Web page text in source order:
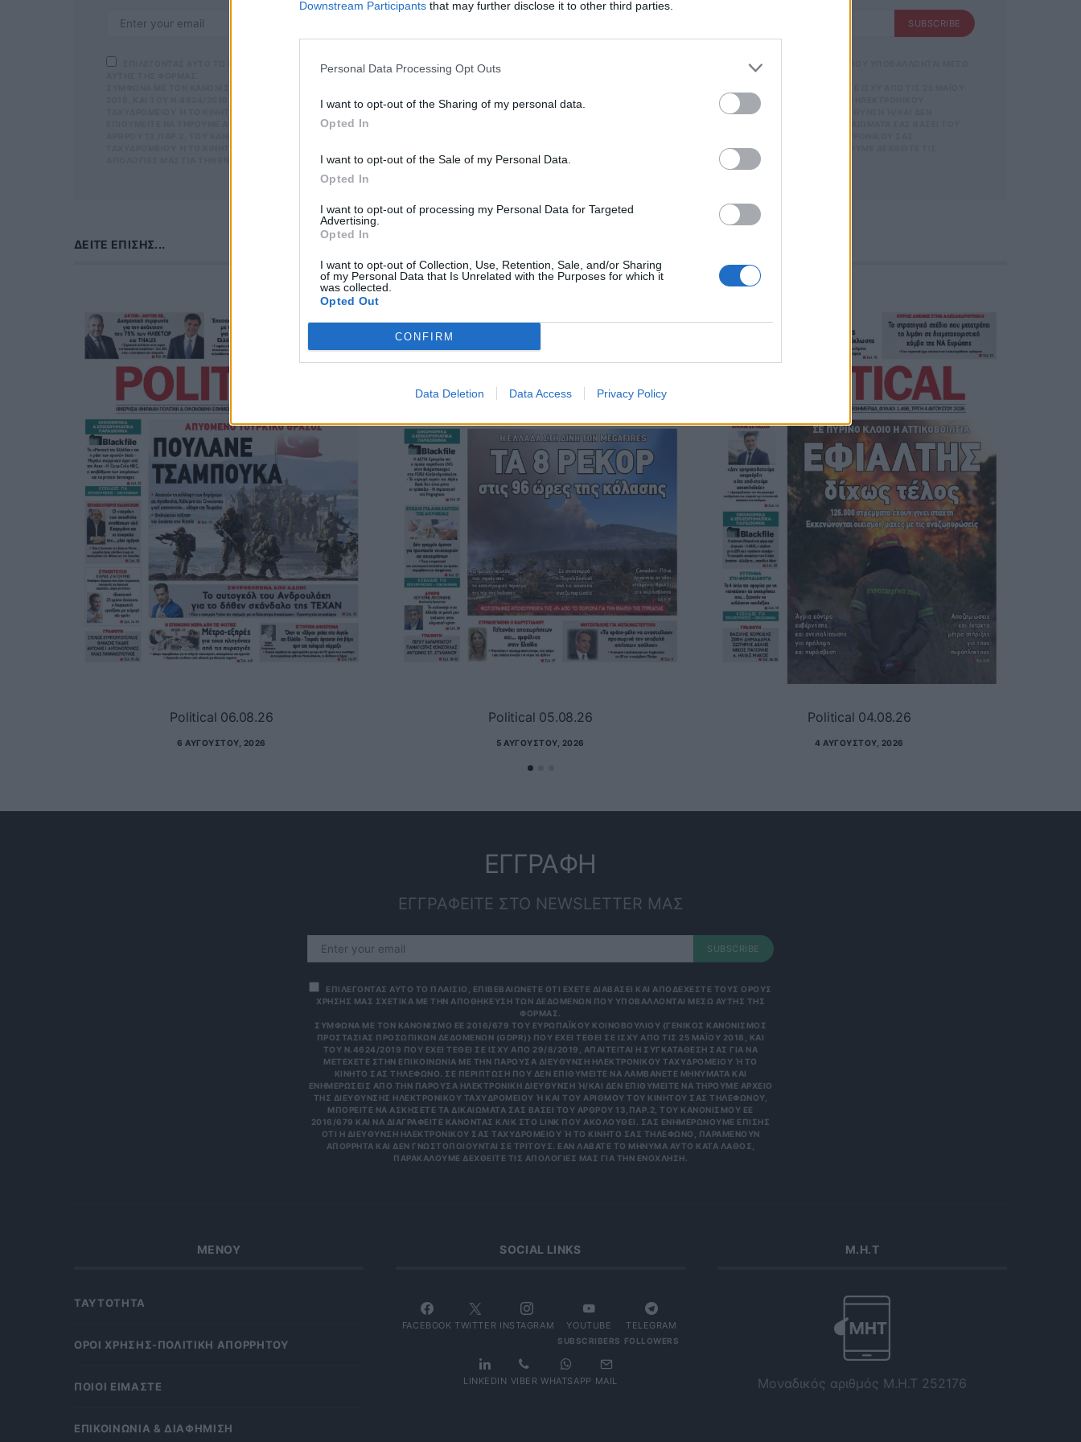
Downstream Participants that may further disclose it to other third parties.
Personal Data Processing Opt Outs
I want to opt-out of the Sharing of my personal data.
Opted In
I want to opt-out of the Sale of my Personal Data.
Opted In
I want to opt-out of processing my Personal Data for Targeted
Advertising.
Opted In
I want to opt-out of Collection, Use, Retention, Sale, and/or Sharing
of my Personal Data that Is Unrelated with the Purposes for which it
was collected.
Opted Out
CONFIRM
Data Deletion Data Access Privacy Policy
SUBSCRIBE
ΕΠΙΛΕΓΟΝΤΑΣ ΑΥΤΟ ΤΟ ΠΛΑΙΣΙΟ, ΕΠΙΒΕΒΑΙΩΝΕΤΕ ΟΤΙ ΕΧΕΤΕ ΔΙΑΒΑΣΕΙ ΚΑΙ ΑΠΟΔΕΧΕΣΤΕ ΤΟΥΣ ΟΡΟΥΣ ΧΡΗΣΗΣ ΜΑΣ ΣΧΕΤΙΚΑ ΜΕ ΤΗΝ ΑΠΟΘΗΚΕΥΣΗ ΤΩΝ ΔΕΔΟΜΕΝΩΝ ΠΟΥ ΥΠΟΒΑΛΛΟΝΤΑΙ ΜΕΣΩ
2018, ΚΑΙ ΤΟΥ Ν.4624/2019 ΠΟΥ ΈΧΕΙ ΤΕΘΕΊ ΣΕ ΙΣΧΎ ΑΠΌ 29/8/2019, ΑΠΑΙΤΕΊΤΑΙ Η ΣΥΓΚΑΤΆΘΕΣΉ ΣΑΣ ΓΙΑ ΝΑ ΜΕΤΈΧΕΤΕ ΣΤΗΝ ΕΠΙΚΟΙΝΩΝΊΑ ΜΕ ΤΗΝ ΠΑΡΟΎΣΑ ΔΙΕΎΘΥΝΣΗ ΗΛΕΚΤΡΟΝΙΚΟΎ
ΤΑΧΥΔΡΟΜΕΊΟΥ Ή ΤΟ ΚΙΝΗΤΌ ΣΑΣ ΤΗΛΈΦΩΝΟ. ΣΕ ΠΕΡΊΠΤΩΣΗ ΠΟΥ ΔΕΝ ΕΠΙΘΥΜΕΊΤΕ ΝΑ ΛΑΜΒΆΝΕΤΕ ΜΗΝΎΜΑΤΑ ΚΑΙ ΕΝΗΜΕΡΏΣΕΙΣ ΑΠΌ ΤΗΝ ΠΑΡΟΎΣΑ ΗΛΕΚΤΡΟΝΙΚΉ ΔΙΕΎΘΥΝΣΗ Ή/ΚΑΙ ΔΕΝ ΕΠ
ΙΘΥΜΕΊΤΕ ΝΑ ΤΗΡΟΎΜΕ ΑΡΧΕΊΟ ΤΗΣ ΔΙΕΎΘΥΝΣΗΣ ΗΛΕΚΤΡΟΝΙΚΟΎ ΤΑΧΥΔΡΟΜΕΊΟΥ Ή ΚΑΙ ΤΟΥ ΑΡΙΘΜΟΎ ΤΟΥ ΚΙΝΗΤΟΎ ΣΑΣ ΤΗΛΕΦΏΝΟΥ, ΜΠΟΡΕΊΤΕ ΝΑ ΑΣΚΉΣΕΤΕ ΤΑ ΔΙΚΑΙΏΜΑΤΆ ΣΑΣ ΒΆΣΕΙ ΤΟΥ ΆΡΘ
ΥΔΡΟΜΕΊΟΥ Ή ΤΟ ΚΙΝΗΤΌ ΣΑΣ ΤΗΛΈΦΩΝΟ, ΠΑΡΑΜΈΝΟΥΝ ΑΠΌΡΡΗΤΑ ΚΑΙ ΔΕΝ ΓΝΩΣΤΟΠΟΙΟΎΝΤΑΙ ΣΕ ΤΡΊΤΟΥΣ. ΕΆΝ ΛΆΒΑΤΕ ΤΟ ΜΉΝΥΜΑ ΑΥΤΌ ΚΑΤΆ ΛΆΘΟΣ, ΠΑΡΑΚΑΛΟΎΜΕ ΔΕΧΘΕΊΤΕ ΤΙΣ ΑΠΟΛ
ΔΕΊΤΕ ΕΠΊΣΗΣ...
Political 06.08.26
6 ΑΥΓΟΎΣΤΟΥ, 2026
Political 05.08.26
5 ΑΥΓΟΎΣΤΟΥ, 2026
Political 04.08.26
4 ΑΥΓΟΎΣΤΟΥ, 2026
ΕΓΓΡΑΦΗ
ΕΓΓΡΑΦΕΙΤΕ ΣΤΟ NEWSLETTER ΜΑΣ
SUBSCRIBE
ΕΠΙΛΕΓΟΝΤΑΣ ΑΥΤΟ ΤΟ ΠΛΑΙΣΙΟ, ΕΠΙΒΕΒΑΙΩΝΕΤΕ ΟΤΙ ΕΧΕΤΕ ΔΙΑΒΑΣΕΙ ΚΑΙ ΑΠΟΔΕΧΕΣΤΕ ΤΟΥΣ ΟΡΟΥΣ
ΧΡΗΣΗΣ ΜΑΣ ΣΧΕΤΙΚΑ ΜΕ ΤΗΝ ΑΠΟΘΗΚΕΥΣΗ ΤΩΝ ΔΕΔΟΜΕΝΩΝ ΠΟΥ ΥΠΟΒΑΛΛΟΝΤΑΙ ΜΕΣΩ ΑΥΤΗΣ ΤΗΣ
ΦΟΡΜΑΣ.
ΣΎΜΦΩΝΑ ΜΕ ΤΟΝ ΚΑΝΟΝΙΣΜΌ ΕΕ 2016/679 ΤΟΥ ΕΥΡΩΠΑΪΚΟΎ ΚΟΙΝΟΒΟΥΛΊΟΥ {ΓΕΝΙΚΌΣ ΚΑΝΟΝΙΣΜΌΣ
ΠΡΟΣΤΑΣΊΑΣ ΠΡΟΣΩΠΙΚΏΝ ΔΕΔΟΜΈΝΩΝ (GDPR)} ΠΟΥ ΈΧΕΙ ΤΕΘΕΊ ΣΕ ΙΣΧΎ ΑΠΌ ΤΙΣ 25 ΜΑΪ́ΟΥ 2018, ΚΑΙ
ΤΟΥ Ν.4624/2019 ΠΟΥ ΈΧΕΙ ΤΕΘΕΊ ΣΕ ΙΣΧΎ ΑΠΌ 29/8/2019, ΑΠΑΙΤΕΊΤΑΙ Η ΣΥΓΚΑΤΆΘΕΣΉ ΣΑΣ ΓΙΑ ΝΑ
ΜΕΤΈΧΕΤΕ ΣΤΗΝ ΕΠΙΚΟΙΝΩΝΊΑ ΜΕ ΤΗΝ ΠΑΡΟΎΣΑ ΔΙΕΎΘΥΝΣΗ ΗΛΕΚΤΡΟΝΙΚΟΎ ΤΑΧΥΔΡΟΜΕΊΟΥ Ή ΤΟ Κ
ΙΝΗΤΌ ΣΑΣ ΤΗΛΈΦΩΝΟ. ΣΕ ΠΕΡΊΠΤΩΣΗ ΠΟΥ ΔΕΝ ΕΠΙΘΥΜΕΊΤΕ ΝΑ ΛΑΜΒΆΝΕΤΕ ΜΗΝΎΜΑΤΑ ΚΑΙ Ε
ΝΗΜΕΡΏΣΕΙΣ ΑΠΌ ΤΗΝ ΠΑΡΟΎΣΑ ΗΛΕΚΤΡΟΝΙΚΉ ΔΙΕΎΘΥΝΣΗ Ή/ΚΑΙ ΔΕΝ ΕΠΙΘΥΜΕΊΤΕ ΝΑ ΤΗΡΟΎΜΕ ΑΡΧΕΊΟ ΤΗ
Σ ΔΙΕΎΘΥΝΣΗΣ ΗΛΕΚΤΡΟΝΙΚΟΎ ΤΑΧΥΔΡΟΜΕΊΟΥ Ή ΚΑΙ ΤΟΥ ΑΡΙΘΜΟΎ ΤΟΥ ΚΙΝΗΤΟΎ ΣΑΣ ΤΗΛΕΦΏΝΟΥ, ΜΠΟ
ΡΕΊΤΕ ΝΑ ΑΣΚΉΣΕΤΕ ΤΑ ΔΙΚΑΙΏΜΑΤΆ ΣΑΣ ΒΆΣΕΙ ΤΟΥ ΆΡΘΡΟΥ 13,ΠΑΡ.2, ΤΟΥ ΚΑΝΟΝΙΣΜΟΎ ΕΕ 201
6/679 ΚΑΙ ΝΑ ΔΙΑΓΡΑΦΕΊΤΕ ΚΆΝΟΝΤΑΣ ΚΛΙΚ ΣΤΟ LINK ΠΟΥ ΑΚΟΛΟΥΘΕΊ. ΣΑΣ ΕΝΗΜΕΡΏΝΟΥΜΕ ΕΠΊΣΗΣ ΌΤΙ
Η ΔΙΕΎΘΥΝΣΗ ΗΛΕΚΤΡΟΝΙΚΟΎ ΣΑΣ ΤΑΧΥΔΡΟΜΕΊΟΥ Ή ΤΟ ΚΙΝΗΤΌ ΣΑΣ ΤΗΛΈΦΩΝΟ, ΠΑΡΑΜΈΝΟΥΝ ΑΠΌΡ
ΡΗΤΑ ΚΑΙ ΔΕΝ ΓΝΩΣΤΟΠΟΙΟΎΝΤΑΙ ΣΕ ΤΡΊΤΟΥΣ. ΕΆΝ ΛΆΒΑΤΕ ΤΟ ΜΉΝΥΜΑ ΑΥΤΌ ΚΑΤΆ ΛΆΘΟΣ, ΠΑΡΑ
ΚΑΛΟΎΜΕ ΔΕΧΘΕΊΤΕ ΤΙΣ ΑΠΟΛΟΓΊΕΣ ΜΑΣ ΓΙΑ ΤΗΝ ΕΝΌΧΛΗΣΗ.
ΜΕΝΟΥ
ΤΑΥΤΟΤΗΤΑ
OΡΟΙ ΧΡΗΣΗΣ-ΠΟΛΙΤΙΚΗ ΑΠΟΡΡΗΤΟΥ
ΠΟΙΟΙ ΕΙΜΑΣΤΕ
ΕΠΙΚΟΙΝΩΝΙΑ & ΔΙΑΦΗΜΙΣΗ
SOCIAL LINKS
FACEBOOK TWITTER INSTAGRAM YOUTUBE
SUBSCRIBERS
TELEGRAM
FOLLOWERS
LINKEDIN VIBER WHATSAPP MAIL
Μ.Η.Τ
Μοναδικός αριθμός Μ.Η.Τ 252176
ΕΝΤΕΛΩΣ ΔΩΡΕΑΝ ΣΤΟ EMAIL ΣΑΣ
ΜΑΣ ΣΧΕΤΙΚΑ ΜΕ ΤΗΝ ΑΠΟΘΗΚΕΥΣΗ ΤΩΝ ΔΕΔΟΜΕΝΩΝ ΠΟΥ ΥΠΟΒΑΛΛΟΝΤΑΙ ΜΕΣΩ ΑΥΤΗΣ ΤΗΣ ΦΟΡΜΑΣ.
ΣΎΜΦΩΝΑ ΜΕ ΤΟΝ ΚΑΝΟΝΙΣΜΌ ΕΕ 2016/679 ΤΟΥ ΕΥΡΩΠΑΪΚΟΎ ΚΟΙΝΟΒΟΥΛΊΟΥ {ΓΕΝΙΚΌΣ ΚΑΝΟΝΙΣΜΌΣ
ΠΡΟΣΤΑΣΊΑΣ ΠΡΟΣΩΠΙΚΏΝ ΔΕΔΟΜΈΝΩΝ (GDPR)} ΠΟΥ ΈΧΕΙ ΤΕΘΕΊ ΣΕ ΙΣΧΎ ΑΠΌ ΤΙΣ 25 ΜΑΪ́ΟΥ 2018, ΚΑΙ ΤΟΥ
ΕΠΙΚΟΙΝΩΝΊΑ ΜΕ ΤΗΝ ΠΑΡΟΎΣΑ ΔΙΕΎΘΥΝΣΗ ΗΛΕΚΤΡΟΝΙΚΟΎ ΤΑΧΥΔΡΟΜΕΊΟΥ Ή ΤΟ ΚΙΝΗΤΌ ΣΑΣ ΤΗΛΈΦΩΝΟ. ΣΕ Π
ΕΡΊΠΤΩΣΗ ΠΟΥ ΔΕΝ ΕΠΙΘΥΜΕΊΤΕ ΝΑ ΛΑΜΒΆΝΕΤΕ ΜΗΝΎΜΑΤΑ ΚΑΙ ΕΝΗΜΕΡΏΣΕΙΣ ΑΠΌ ΤΗΝ ΠΑΡΟΎΣΑ Η
ΛΕΚΤΡΟΝΙΚΉ ΔΙΕΎΘΥΝΣΗ Ή/ΚΑΙ ΔΕΝ ΕΠΙΘΥΜΕΊΤΕ ΝΑ ΤΗΡΟΎΜΕ ΑΡΧΕΊΟ ΤΗΣ ΔΙΕΎΘΥΝΣΗΣ ΗΛΕΚΤΡΟΝΙΚΟΎ ΤΑ
ΧΥΔΡΟΜΕΊΟΥ Ή ΚΑΙ ΤΟΥ ΑΡΙΘΜΟΎ ΤΟΥ ΚΙΝΗΤΟΎ ΣΑΣ ΤΗΛΕΦΏΝΟΥ, ΜΠΟΡΕΊΤΕ ΝΑ ΑΣΚΉΣΕΤΕ ΤΑ ΔΙΚΑΙΏΜΑΤΆ ΣΑΣ
ΑΚΟΛΟΥΘΕΊ. ΣΑΣ ΕΝΗΜΕΡΏΝΟΥΜΕ ΕΠΊΣΗΣ ΌΤΙ Η ΔΙΕΎΘΥΝΣΗ ΗΛΕΚΤΡΟΝΙΚΟΎ ΣΑΣ ΤΑΧΥΔΡΟΜΕΊΟΥ Ή ΤΟ ΚΙΝΗ
ΤΌ ΣΑΣ ΤΗΛΈΦΩΝΟ, ΠΑΡΑΜΈΝΟΥΝ ΑΠΌΡΡΗΤΑ ΚΑΙ ΔΕΝ ΓΝΩΣΤΟΠΟΙΟΎΝΤΑΙ ΣΕ ΤΡΊΤΟΥΣ. ΕΆΝ ΛΆΒΑΤΕ ΤΟ ΜΉΝΥ
ΜΑ ΑΥΤΌ ΚΑΤΆ ΛΆΘΟΣ, ΠΑΡΑΚΑΛΟΎΜΕ ΔΕΧΘΕΊΤΕ ΤΙΣ ΑΠΟΛΟΓΊΕΣ ΜΑΣ ΓΙΑ ΤΗΝ ΕΝΌΧΛΗΣΗ.